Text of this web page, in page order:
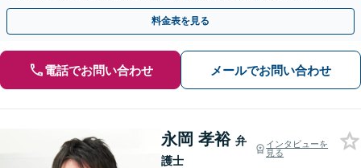
り組みます。
料金表を見る
電話でお問い合わせ メールでお問い合わせ
永岡 孝裕 弁
護士
インタビューを
見る